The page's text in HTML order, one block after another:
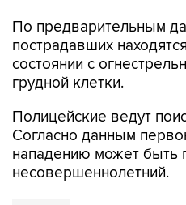
По предварительным
пострадавших
состоянии с
грудной клетки.
Полицейские ведут
Согласно данным
нападению может быть
несовершеннолетний.